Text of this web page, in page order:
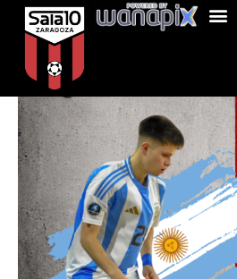
Home
Food & Drink
Features
News